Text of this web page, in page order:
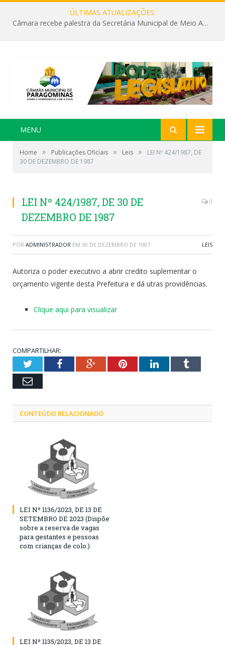
ÚLTIMAS ATUALIZAÇÕES:
Câmara recebe palestra da Secretária Municipal de Meio Ambiente sobre as ações da “SEMANA DO MEIO AMBIENTE”
MENU
Home » Publicações Oficiais » Leis »
LEI Nº 424/1987, DE
30 DE DEZEMBRO DE 1987
LEI Nº 424/1987, DE 30 DE
DEZEMBRO DE 1987
0
POR ADMINISTRADOR EM 30 DE DEZEMBRO DE 1987 LEIS
Autoriza o poder executivo a abrir credito suplementar o
orçamento vigente desta Prefeitura e dá utras providências.
Clique aqui para visualizar
COMPARTILHAR:
TwitterFacebookGoogle+PinterestLinkedInTumblr
Email
CONTEÚDO RELACIONADO
LEI Nº 1136/2023, DE 13 DE
SETEMBRO DE 2023 (Dispõe
sobre a reserva de vagas
para gestantes e pessoas
com crianças de colo.)
LEI Nº 1135/2023, DE 13 DE